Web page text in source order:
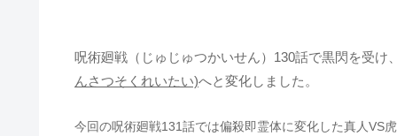
呪術廻戦（じゅじゅつかいせん）130話で黒閃を受
んさつそくれいたい)へと変化しました。
今回の呪術廻戦131話では偏殺即霊体に変化した真人VS